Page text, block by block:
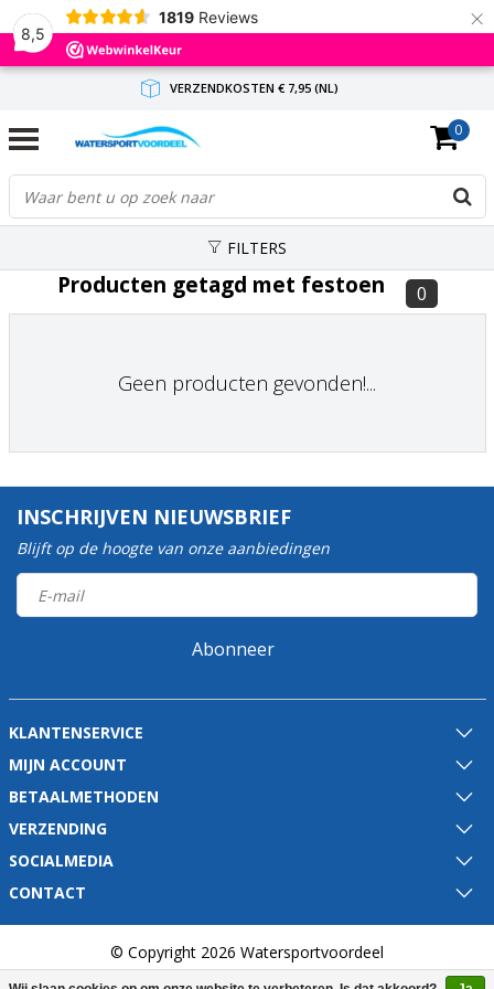
8,5
1819 Reviews ×
VERZENDKOSTEN € 7,95 (NL)
GRATIS VERZENDING(NL) VANAF € 65,-
BINNEN 1-3 WERKDAGEN ANTWOORD
0
FILTERS
Producten getagd met festoen 0
Geen producten gevonden!...
INSCHRIJVEN NIEUWSBRIEF
Blijft op de hoogte van onze aanbiedingen
Abonneer
KLANTENSERVICE
MIJN ACCOUNT
BETAALMETHODEN
VERZENDING
SOCIALMEDIA
CONTACT
© Copyright 2026 Watersportvoordeel